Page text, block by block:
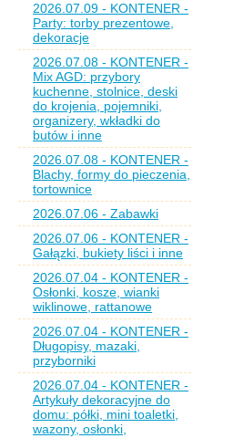
2026.07.09 - KONTENER -
Party: torby prezentowe,
dekoracje
2026.07.08 - KONTENER -
Mix AGD: przybory
kuchenne, stolnice, deski
do krojenia, pojemniki,
organizery, wkładki do
butów i inne
2026.07.08 - KONTENER -
Blachy, formy do pieczenia,
tortownice
2026.07.06 - Zabawki
2026.07.06 - KONTENER -
Gałązki, bukiety liści i inne
2026.07.04 - KONTENER -
Osłonki, kosze, wianki
wiklinowe, rattanowe
2026.07.04 - KONTENER -
Długopisy, mazaki,
przyborniki
2026.07.04 - KONTENER -
Artykuły dekoracyjne do
domu: półki, mini toaletki,
wazony, osłonki,